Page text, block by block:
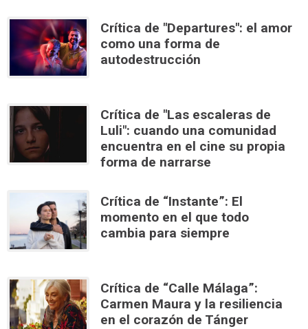
Crítica de "Departures": el amor
como una forma de
autodestrucción
Crítica de "Las escaleras de
Luli": cuando una comunidad
encuentra en el cine su propia
forma de narrarse
Crítica de “Instante”: El
momento en el que todo
cambia para siempre
Crítica de “Calle Málaga”:
Carmen Maura y la resiliencia
en el corazón de Tánger